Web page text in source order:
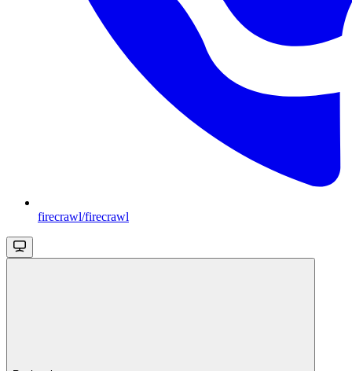
firecrawl/firecrawl